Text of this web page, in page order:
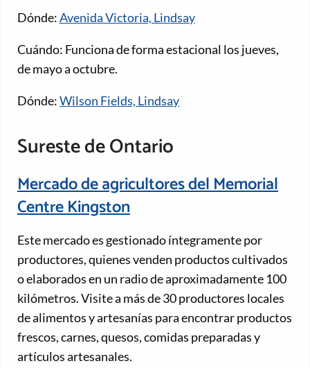
Dónde:Avenida Victoria, Lindsay
Cuándo: Funciona de forma estacional los jueves,
de mayo a octubre.
Dónde:Wilson Fields, Lindsay
Sureste de Ontario
Mercado de agricultores del Memorial
Centre Kingston
Este mercado es gestionado íntegramente por
productores, quienes venden productos cultivados
o elaborados en un radio de aproximadamente 100
kilómetros. Visite a más de 30 productores locales
de alimentos y artesanías para encontrar productos
frescos, carnes, quesos, comidas preparadas y
artículos artesanales.